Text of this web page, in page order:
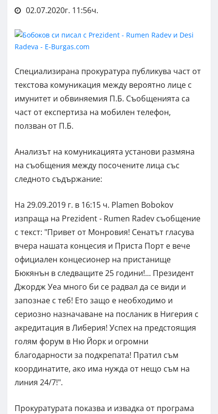
02.07.2020г. 11:56ч.
Специализирана прокуратура публикува част от
текстова комуникация между вероятно лице с
имунитет и обвиняемия П.Б. Съобщенията са
част от експертиза на мобилен телефон,
ползван от П.Б.
Анализът на комуникацията установи размяна
на съобщения между посочените лица със
следното съдържание:
На 29.09.2019 г. в 16:15 ч. Plamen Bobokov
изпраща на Prezident - Rumen Radev съобщение
с текст: "Привет от Монровия! Сенатът гласува
вчера нашата концесия и Приста Порт е вече
официален концесионер на пристанище
Бюкянън в следващите 25 години!... Президент
Джордж Уеа много би се радвал да се види и
запознае с теб! Ето защо е необходимо и
сериозно назначаване на посланик в Нигерия с
акредитация в Либерия! Успех на предстоящия
голям форум в Ню Йорк и огромни
благодарности за подкрепата! Пратил съм
координатите, ако има нужда от нещо съм на
линия 24/7!".
Прокуратурата показва и извадка от програма